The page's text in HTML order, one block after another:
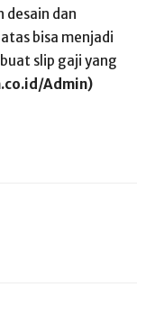
desain dan
bisa menjadi
slip gaji yang
Admin)